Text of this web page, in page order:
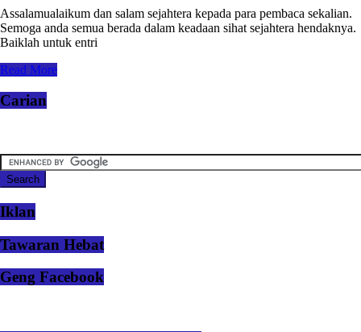
Assalamualaikum dan salam sejahtera kepada para pembaca sekalian.
Semoga anda semua berada dalam keadaan sihat sejahtera hendaknya.
Baiklah untuk entri
Read More
Carian
Iklan
Tawaran Hebat
Geng Facebook